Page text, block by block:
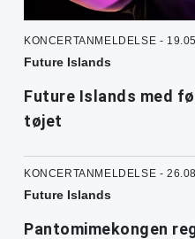
KONCERTANMELDELSE -
Future Islands
Future Islands med
tøjet
KONCERTANMELDELSE -
Future Islands
Pantomimekongen